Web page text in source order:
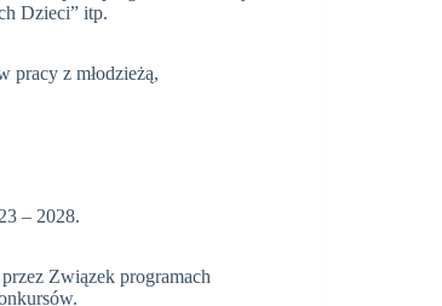
Dzieci” itp.
pracy z młodzieżą,
– 2028.
Związek programach